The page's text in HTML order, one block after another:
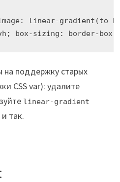
image: linear-
box-sizing: border-
поддержку старых
CSS var): удалите
linear-gradient
и так.